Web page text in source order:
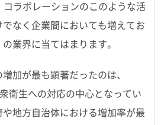
ラボレーションのこのような活
なく企業間においても増えてお
業界に当てはまります。
加が最も顕著だったのは、
衛生への対応の中心となってい
地方自治体における増加率が最